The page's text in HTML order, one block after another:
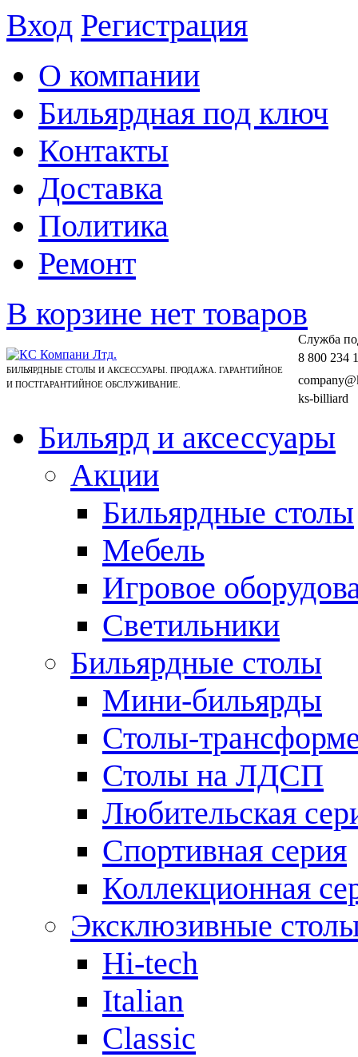
Вход Регистрация
О компании
Бильярдная под ключ
Контакты
Доставка
Политика
Ремонт
В корзине нет товаров
БИЛЬЯРДНЫЕ СТОЛЫ И АКСЕССУАРЫ. ПРОДАЖА. ГАРАНТИЙНОЕ
И ПОСТГАРАНТИЙНОЕ ОБСЛУЖИВАНИЕ.
Cлужба
8 800 234
ks-billiard
Бильярд и аксессуары
Акции
Бильярдные столы
Мебель
Игровое
Светильники
Бильярдные столы
Мини-бильярды
Столы-
Столы на ЛДСП
Любительская
Спортивная серия
Коллекционная
Эксклюзивные
Hi-tech
Italian
Сlassic